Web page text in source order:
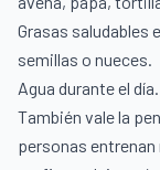
Grasas saludables
semillas o nueces.
Agua durante el día.
También vale la
personas